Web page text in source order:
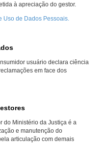
à apreciação do gestor.
Uso de Dados Pessoais.
usuário declara ciência
em face dos
do Ministério da Justiça é a
e manutenção do
articulação com demais